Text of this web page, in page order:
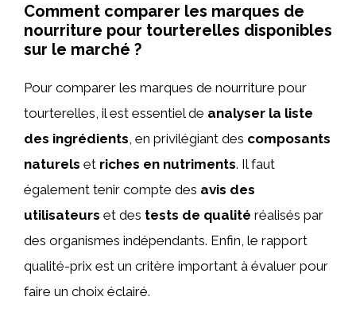
Comment comparer les marques de
nourriture pour tourterelles disponibles
sur le marché ?
Pour comparer les marques de nourriture pour
tourterelles, il est essentiel de analyser la liste
des ingrédients , en privilégiant des composants
naturels et riches en nutriments. Il faut
également tenir compte des avis des
utilisateurs et des tests de qualité réalisés par
des organismes indépendants. Enfin, le rapport
qualité-prix est un critère important à évaluer pour
faire un choix éclairé.